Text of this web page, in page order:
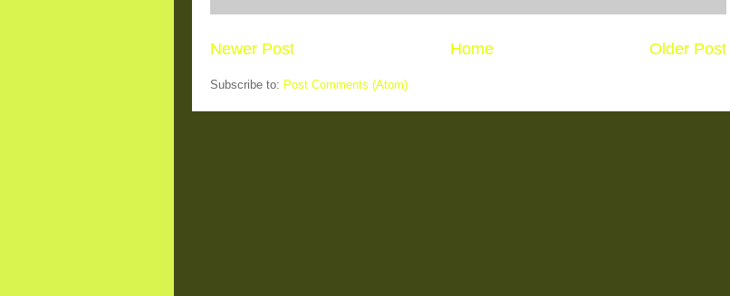
Newer Post Older Post
Home
Subscribe to: Post Comments (Atom)